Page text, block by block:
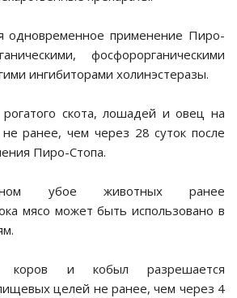
одновременное применение Пиро-
фосфорорганическими
ингибиторами холинэстеразы.
скота, лошадей и овец на
ранее, чем через 28 суток после
Пиро-Стопа.
убое животных ранее
мясо может быть использовано в
коров и кобыл разрешается
целей не ранее, чем через 4